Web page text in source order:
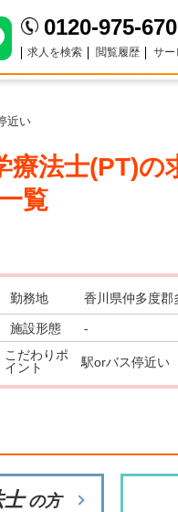
0120-975-670
求人を検索 閲覧履歴 サー
近い
療法士(PT)の
覧
勤務地 香川県仲多度郡
施設形態 -
こだわりポ
イント
駅orバス停近い
の方